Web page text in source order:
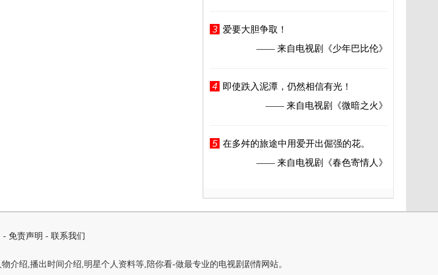
3
爱要大胆争取！
—— 来自电视剧
《少年巴比伦》
4
即使跌入泥潭，仍然相信有光！
—— 来自电视剧
《微暗之火》
5 在多舛的旅途中用爱开出倔强的花。
—— 来自电视剧
《春色寄情人》
- 免责声明 - 联系我们
介绍,播出时间介绍,明星个人资料等,陪你看-做最专业的电视剧剧情网站。